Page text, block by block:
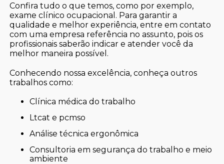
Confira tudo o que temos, como por exemplo,
exame clínico ocupacional. Para garantir a
qualidade e melhor experiência, entre em contato
com uma empresa referência no assunto, pois os
profissionais saberão indicar e atender você da
melhor maneira possível.
Conhecendo nossa excelência, conheça outros
trabalhos como:
clínica médica do trabalho
ltcat e pcmso
análise técnica ergonômica
consultoria em segurança do trabalho e meio
ambiente